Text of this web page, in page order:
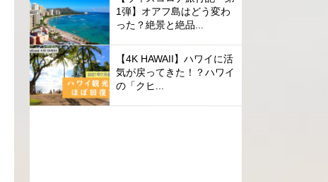
1弾】オアフ島はどう変わ
った？絶景と絶品...
【4K HAWAII】ハワイに活
気が戻ってきた！？ハワイ
の「クヒ...